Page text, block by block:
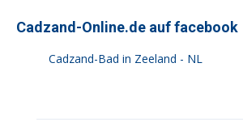
Cadzand-Online.de auf facebook
Cadzand-Bad in Zeeland - NL